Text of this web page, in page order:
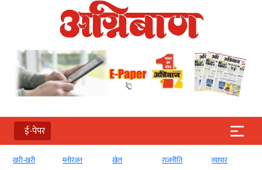
ई-पेपर
खरी-खरी मनोरंजन खेल राजनीति व्‍यापार